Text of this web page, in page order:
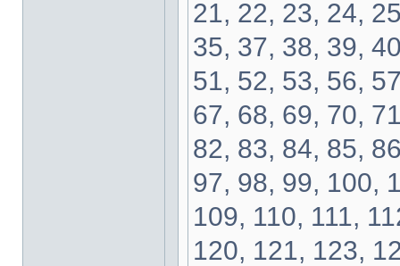
21, 22, 23, 24,
35, 37, 38, 39,
51, 52, 53, 56,
67, 68, 69, 70,
82, 83, 84, 85,
97, 98, 99, 100,
109, 110, 111,
120, 121, 123,